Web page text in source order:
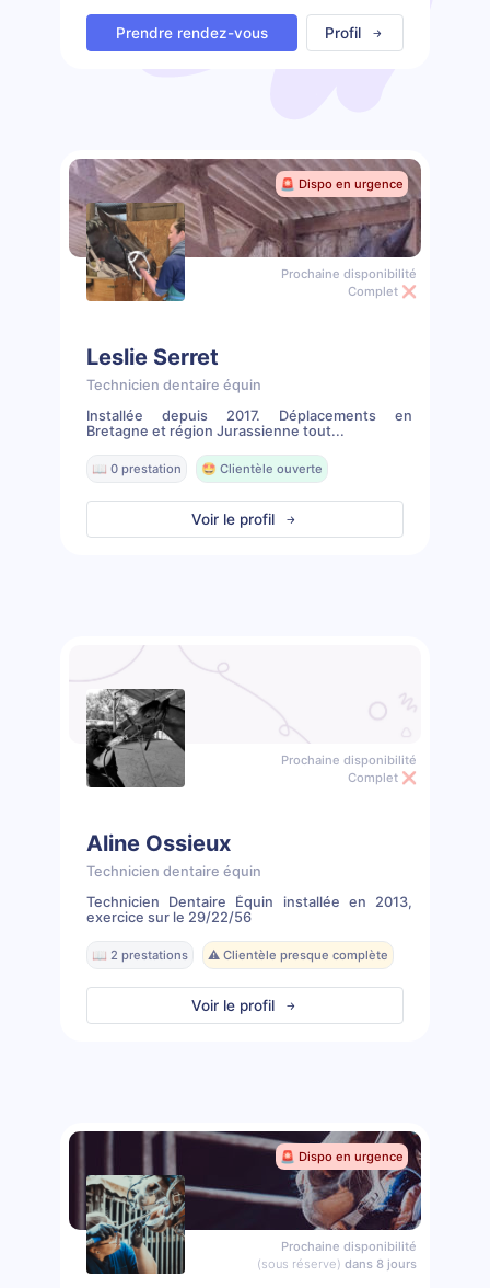
Prendre rendez-vous Profil
🚨 Dispo en urgence
Prochaine disponibilité
Complet ❌
Leslie Serret
Technicien dentaire équin
Installée depuis 2017. Déplacements en
Bretagne et région Jurassienne tout...
📖 0 prestation 🤩 Clientèle ouverte
Voir le profil
Prochaine disponibilité
Complet ❌
Aline Ossieux
Technicien dentaire équin
Technicien Dentaire Équin installée en 2013,
exercice sur le 29/22/56
📖 2 prestations ⚠️ Clientèle presque complète
Voir le profil
🚨 Dispo en urgence
Prochaine disponibilité
(sous réserve) dans 8 jours